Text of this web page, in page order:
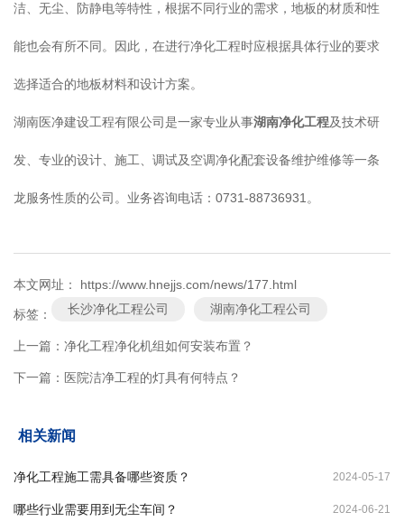
洁、无尘、防静电等特性，根据不同行业的需求，地板的材质和性
能也会有所不同。因此，在进行净化工程时应根据具体行业的要求
选择适合的地板材料和设计方案。
湖南医净建设工程有限公司是一家专业从事湖南净化工程及技术研
发、专业的设计、施工、调试及空调净化配套设备维护维修等一条
龙服务性质的公司。业务咨询电话：0731-88736931。
本文网址： https://www.hnejjs.com/news/177.html
标签： 长沙净化工程公司 湖南净化工程公司
上一篇： 净化工程净化机组如何安装布置？
下一篇： 医院洁净工程的灯具有何特点？
相关新闻
2024-05-17
净化工程施工需具备哪些资质？
2024-06-21
哪些行业需要用到无尘车间？